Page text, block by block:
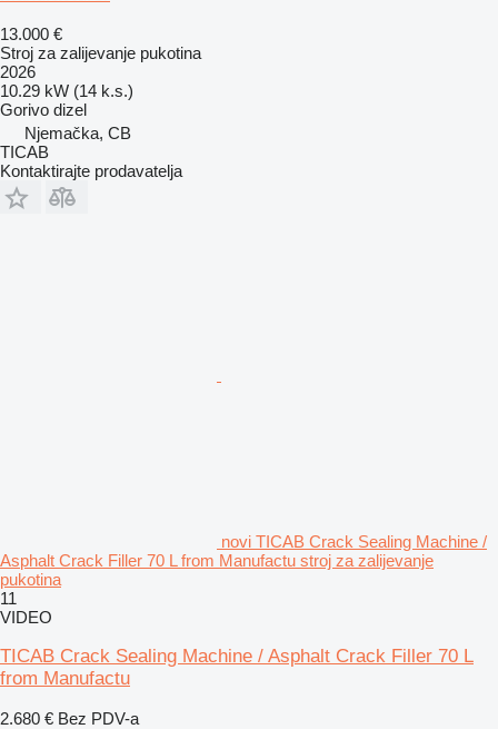
13.000 €
Stroj za zalijevanje pukotina
2026
10.29 kW (14 k.s.)
Gorivo dizel
Njemačka, CB
TICAB
Kontaktirajte prodavatelja
novi TICAB Crack Sealing Machine /
Asphalt Crack Filler 70 L from Manufactu stroj za zalijevanje
pukotina
11
VIDEO
TICAB Crack Sealing Machine / Asphalt Crack Filler 70 L
from Manufactu
2.680 € Bez PDV-a